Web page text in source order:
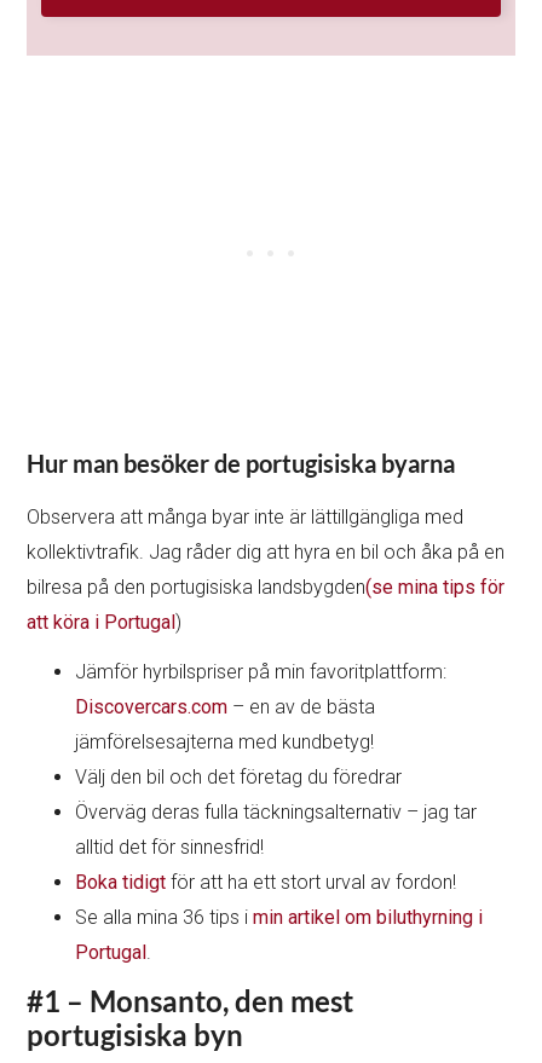
Hur man besöker de portugisiska byarna
Observera att många byar inte är lättillgängliga med
kollektivtrafik. Jag råder dig att hyra en bil och åka på en
bilresa på den portugisiska landsbygden(se mina tips för
att köra i Portugal)
Jämför hyrbilspriser på min favoritplattform:
Discovercars.com – en av de bästa
jämförelsesajterna med kundbetyg!
Välj den bil och det företag du föredrar
Överväg deras fulla täckningsalternativ – jag tar
alltid det för sinnesfrid!
Boka tidigt för att ha ett stort urval av fordon!
Se alla mina 36 tips imin artikel om biluthyrning i
Portugal
#1 – Monsanto, den mest
portugisiska byn